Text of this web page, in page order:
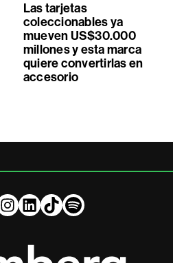
Las tarjetas
coleccionables ya
mueven US$30.000
millones y esta marca
quiere convertirlas en
accesorio